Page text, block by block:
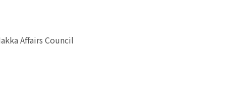
Affairs Council